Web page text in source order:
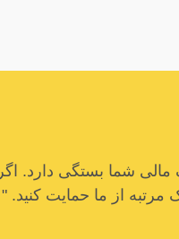
شما بستگی دارد. اگر
مرتبه از ما حمایت کنید. "